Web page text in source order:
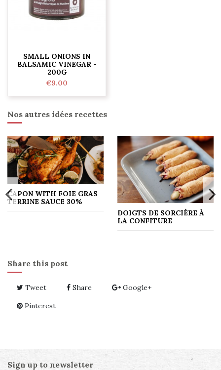
SMALL ONIONS IN
BALSAMIC VINEGAR -
200G
€9.00
Nos autres idées recettes
CAPON WITH FOIE GRAS
TERRINE SAUCE 30%
DOIGTS DE SORCIÈRE À
LA CONFITURE
Share this post
Tweet Share Google+
Pinterest
Sign up to newsletter